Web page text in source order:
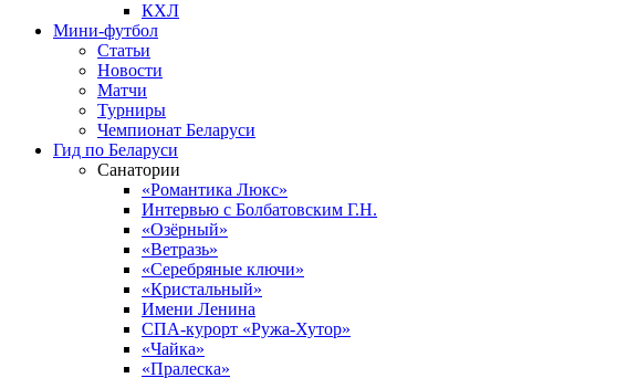
КХЛ
Мини-футбол
Статьи
Новости
Матчи
Турниры
Чемпионат Беларуси
Гид по Беларуси
Санатории
«Романтика Люкс»
Интервью с Болбатовским Г.Н.
«Озёрный»
«Ветразь»
«Серебряные ключи»
«Кристальный»
Имени Ленина
СПА-курорт «Ружа-Хутор»
«Чайка»
«Пралеска»